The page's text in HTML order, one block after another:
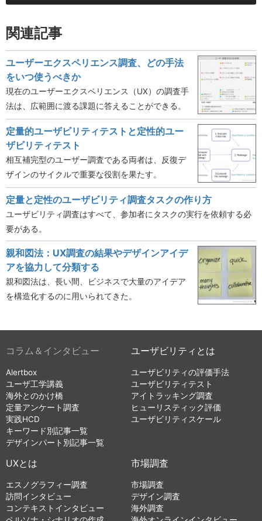
関連記事
ユーザーエクスペリエンス調査、どの手法
をいつ使うべきか
現在のユーザーエクスペリエンス（UX）の調査手
法は、広範囲に渡る課題に答えることができる。
定量的ユーザビリティテストと定性的ユー
ザビリティテスト
相互補完型のユーザー調査である両者は、反復デ
ザインのサイクルで重要な役割を果たす。
定量と定性のユーザビリティ調査タスクの作り方
ユーザビリティ調査はすべて、参加者にタスクの実行を依頼する必
要がある。
親和図法：UX調査の結果やデザインアイデ
アを協力して分類する
親和図法は、長い間、ビジネスで大量のアイデア
を構造化するのに用いられてきた。
コラム＆インタビュー
Alertbox
ユーザ工学講義
海外とのかけ橋
定量アンケート調査
実践HCD
キーワード別記事一覧
デザインパート別記事一覧
ユーザビリティとは
ユーザビリティの評価手法
ユーザビリティテスト
アイトラッキング調査
ヒューリスティック評価
ユーザビリティスケール
UXとは
エスノグラフィー調査
訪問インタビュー
コンテキストインタビュー
市場調査
市場調査
デザイン調査
海外調査